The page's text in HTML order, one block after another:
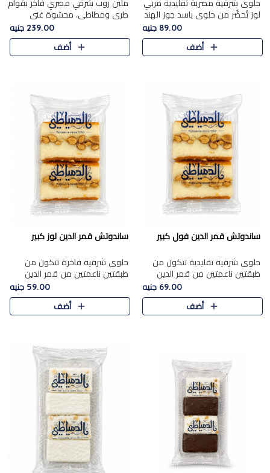
حلوى شرقية مصرية تقليدية مربي
لوز تُحضَّر من حلوى باسد جوز الهند
بقوام طري ومذاق غني، وتُزين
وتغطاه بقطع اللوز الفاخر التي
تضيف لمسة مميزة م..
89.00 جنيه
أضف
ملبن روب شرقي مصري فاخر بقوام
طري ومطاطي، محشوة غني
بسخاء بقطع عين الجمل واللوز
الفاخر التي تضيف قرمشة مميزة
ومرضية ونكهة ناتي غنية في كل
239.00 جنيه
أضف
ساندوتش قمر الدين فول كبير
حلوى شرقية تقليدية تتكون من
طبقتين ناعمتين من قمر الدين
الفاخر، تتوسطهما حشوة غنية من
الفول السوداني المحمص، لتجمع
بين حلاوة المشمش الطبيعية..
69.00 جنيه
أضف
ساندوتش قمر الدين لوز كبير
حلوى شرقية فاخرة تتكون من
طبقتين ناعمتين من قمر الدين
الفاخر، تتوسطهما حشوة غنية من
اللوز المحمص لتمنح مزيجًا متوازنًا
من النعومة والقرمشة. ..
59.00 جنيه
أضف